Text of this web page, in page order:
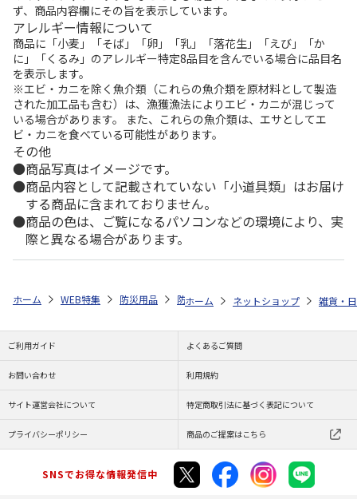
ず、商品内容欄にその旨を表示しています。
アレルギー情報について
商品に「小麦」「そば」「卵」「乳」「落花生」「えび」「か
に」「くるみ」のアレルギー特定8品目を含んでいる場合に品目名
を表示します。
※エビ・カニを除く魚介類（これらの魚介類を原材料として製造
された加工品も含む）は、漁獲漁法によりエビ・カニが混じって
いる場合があります。 また、これらの魚介類は、エサとしてエ
ビ・カニを食べている可能性があります。
その他
商品写真はイメージです。
商品内容として記載されていない「小道具類」はお届け
する商品に含まれておりません。
商品の色は、ご覧になるパソコンなどの環境により、実
際と異なる場合があります。
ホーム WEB特集 防災用品 防災・その他 ウォーターバッグ５個
ホーム ネットショップ 雑貨・
ご利用ガイド よくあるご質問
お問い合わせ 利用規約
サイト運営会社について 特定商取引法に基づく表記について
プライバシーポリシー 商品のご提案はこちら
SNSでお得な情報発信中